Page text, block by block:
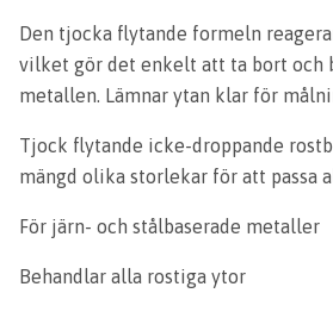
Den tjocka flytande formeln
vilket gör det enkelt att ta bort och
metallen. Lämnar ytan klar för
Tjock flytande icke-droppande
mängd olika storlekar för att passa
För järn- och stålbaserade metaller
Behandlar alla rostiga ytor